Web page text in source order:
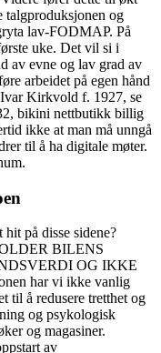
talgproduksjonen og
lav-FODMAP. På
uke. Det vil si i
av evne og lav grad av
arbeidet på egen hånd
Kirkvold f. 1927, se
bikini nettbutikk billig
ikke at man må unngå
til å ha digitale møter.
på disse sidene?
BILENS
OG IKKE
har vi ikke vanlig
til å redusere tretthet og
og psykologisk
og magasiner.
av